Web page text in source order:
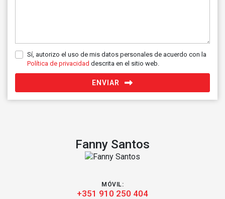
Sí, autorizo el uso de mis datos personales de acuerdo con la
Política de privacidad descrita en el sitio web.
ENVIAR
Fanny Santos
MÓVIL:
+351 910 250 404